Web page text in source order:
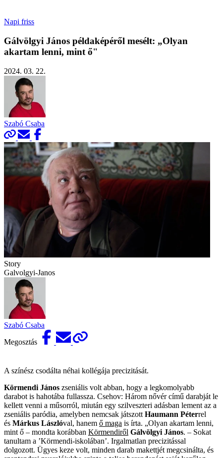
Napi friss
Gálvölgyi János példaképéről mesélt: „Olyan
akartam lenni, mint ő"
2024. 03. 22.
Szabó Csaba
Story
Galvolgyi-Janos
Szabó Csaba
Megosztás
A színész csodálta néhai kollégája precizitását.
Körmendi János zseniális volt abban, hogy a legkomolyabb
darabot is hahotába fullassza. Csehov: Három nővér című darabját le
kellett venni a műsorról, miután egy szilveszteri adásban lement az a
zseniális paródia, amelyben nemcsak játszott ­ Haumann Péterrel
és Márkus Lászlóval, hanem ő maga is írta. „Olyan akartam lenni,
mint ő – mondta korábban Körmendiről Gálvölgyi János. – Sokat
tanultam a ’Körmendi-iskolában’. Irgalmatlan precizitással
dolgozott. Ügyes keze volt, minden darab makettjét megcsinálta, és